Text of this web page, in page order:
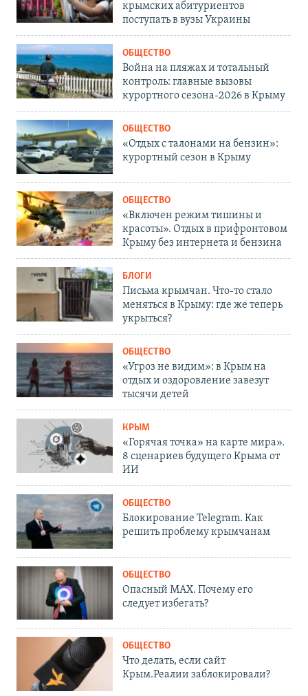
крымских абитуриентов
поступать в вузы Украины
ОБЩЕСТВО
Война на пляжах и тотальный
контроль: главные вызовы
курортного сезона-2026 в Крыму
ОБЩЕСТВО
«Отдых с талонами на бензин»:
курортный сезон в Крыму
ОБЩЕСТВО
«Включен режим тишины и
красоты». Отдых в прифронтовом
Крыму без интернета и бензина
БЛОГИ
Письма крымчан. Что-то стало
меняться в Крыму: где же теперь
укрыться?
ОБЩЕСТВО
«Угроз не видим»: в Крым на
отдых и оздоровление завезут
тысячи детей
КРЫМ
«Горячая точка» на карте мира».
8 сценариев будущего Крыма от
ИИ
ОБЩЕСТВО
Блокирование Telegram. Как
решить проблему крымчанам
ОБЩЕСТВО
Опасный MAX. Почему его
следует избегать?
ОБЩЕСТВО
Что делать, если сайт
Крым.Реалии заблокировали?